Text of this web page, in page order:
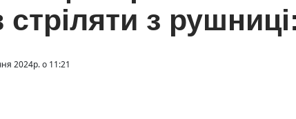
стріляти з
2024р. о 11:21